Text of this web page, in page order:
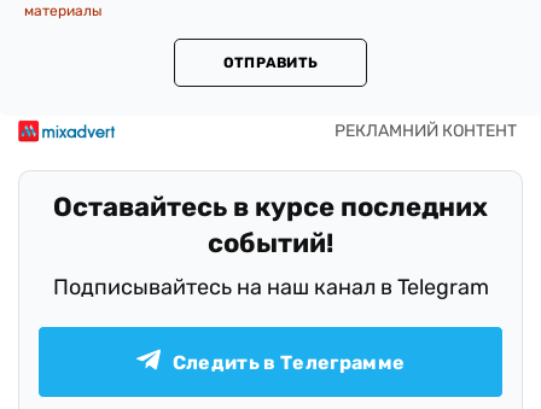
материалы
ОТПРАВИТЬ
Оставайтесь в курсе последних
событий!
Подписывайтесь на наш канал в Telegram
Следить в Телеграмме